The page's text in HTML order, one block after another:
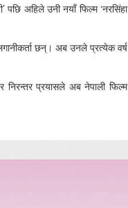
पछि अहिले उनी नयाँ फिल्म ‘नरसिंहा
छन्। अब उनले प्रत्येक वर्ष
प्रयासले अब नेपाली फिल्म